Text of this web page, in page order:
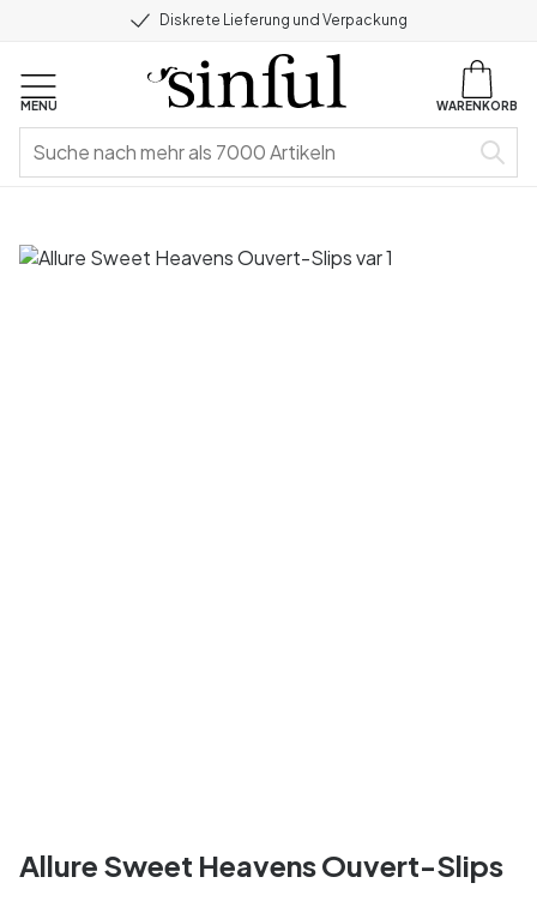
Diskrete Lieferung und Verpackung
MENU WARENKORB
Allure Sweet Heavens Ouvert-Slips